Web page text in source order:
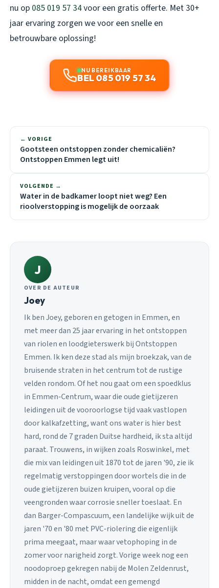
nu op 085 019 57 34voor een gratis offerte. Met 30+
jaar ervaring zorgen we voor een snelle en
betrouwbare oplossing!
NU BEREIKBAAR
BEL 085 019 57 34
← VORIGE
Gootsteen ontstoppen zonder chemicaliën?
Ontstoppen Emmen legt uit!
VOLGENDE →
Water in de badkamer loopt niet weg? Een
rioolverstopping is mogelijk de oorzaak
J
OVER DE AUTEUR
Joey
Ik ben Joey, geboren en getogen in Emmen, en
met meer dan 25 jaar ervaring in het ontstoppen
van riolen en loodgieterswerk bij Ontstoppen
Emmen. Ik ken deze stad als mijn broekzak, van de
bruisende straten in het centrum tot de rustige
velden rondom. Of het nou gaat om een spoedklus
in Emmen-Centrum, waar die oude gietijzeren
leidingen uit de vooroorlogse tijd vaak vastlopen
door kalkafzetting, want ons water is hier best
hard, rond de 7 graden Duitse hardheid, ik sta altijd
paraat. Trouwens, in wijken zoals Roswinkel, met
die mix van leidingen uit 1870 tot de jaren '90, zie ik
regelmatig verstoppingen door wortels die in de
oude gietijzeren buizen kruipen, vooral op die
veengronden waar corrosie sneller toeslaat. En
dan Barger-Compascuum, een landelijke wijk uit de
jaren '70 en '80 met PVC-riolering die eigenlijk
prima meegaat, maar waar vetophoping in de
zomer voor narigheid zorgt. Vorige week nog een
noodoproep gekregen nabij de Molen Zeldenrust,
midden in de nacht, omdat een gemengd